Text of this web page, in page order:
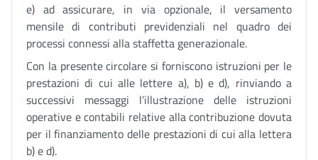
e) ad assicurare, in via opzionale, il versamento
mensile di contributi previdenziali nel quadro dei
processi connessi alla staffetta generazionale.
Con la presente circolare si forniscono istruzioni per le
prestazioni di cui alle lettere a), b) e d), rinviando a
successivi messaggi l’illustrazione delle istruzioni
operative e contabili relative alla contribuzione dovuta
per il finanziamento delle prestazioni di cui alla lettera
b) e d).